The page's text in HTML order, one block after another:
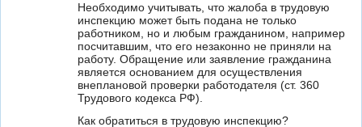
Необходимо учитывать, что жалоба в трудовую
инспекцию может быть подана не только
работником, но и любым гражданином, например
посчитавшим, что его незаконно не приняли на
работу. Обращение или заявление гражданина
является основанием для осуществления
внеплановой проверки работодателя (ст. 360
Трудового кодекса РФ).
Как обратиться в трудовую инспекцию?